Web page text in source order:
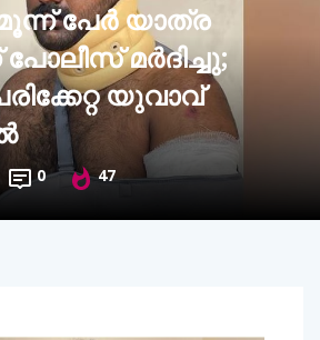
പേർ യാത്ര
മർദിച്ചു;
യുവാവ്
0 47